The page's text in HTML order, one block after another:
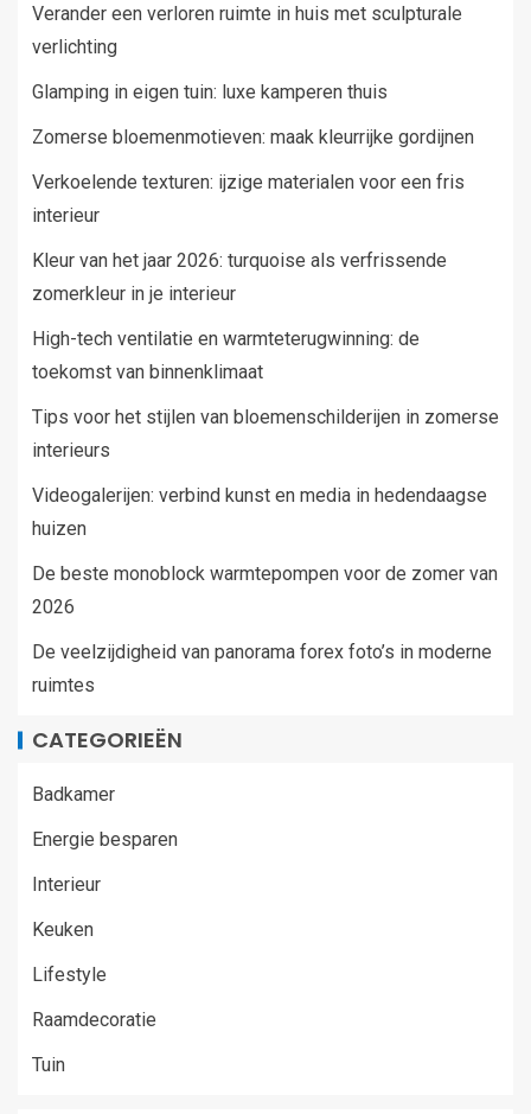
Verander een verloren ruimte in huis met sculpturale
verlichting
Glamping in eigen tuin: luxe kamperen thuis
Zomerse bloemenmotieven: maak kleurrijke gordijnen
Verkoelende texturen: ijzige materialen voor een fris
interieur
Kleur van het jaar 2026: turquoise als verfrissende
zomerkleur in je interieur
High-tech ventilatie en warmteterugwinning: de
toekomst van binnenklimaat
Tips voor het stijlen van bloemenschilderijen in zomerse
interieurs
Videogalerijen: verbind kunst en media in hedendaagse
huizen
De beste monoblock warmtepompen voor de zomer van
2026
De veelzijdigheid van panorama forex foto’s in moderne
ruimtes
CATEGORIEËN
Badkamer
Energie besparen
Interieur
Keuken
Lifestyle
Raamdecoratie
Tuin